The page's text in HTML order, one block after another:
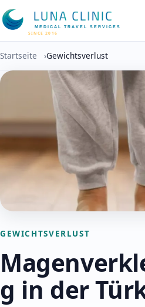
MEDICAL TRAVEL SERVICES
SINCE 2016
Startseite ›Gewichtsverlust
GEWICHTSVERLUST
g in der